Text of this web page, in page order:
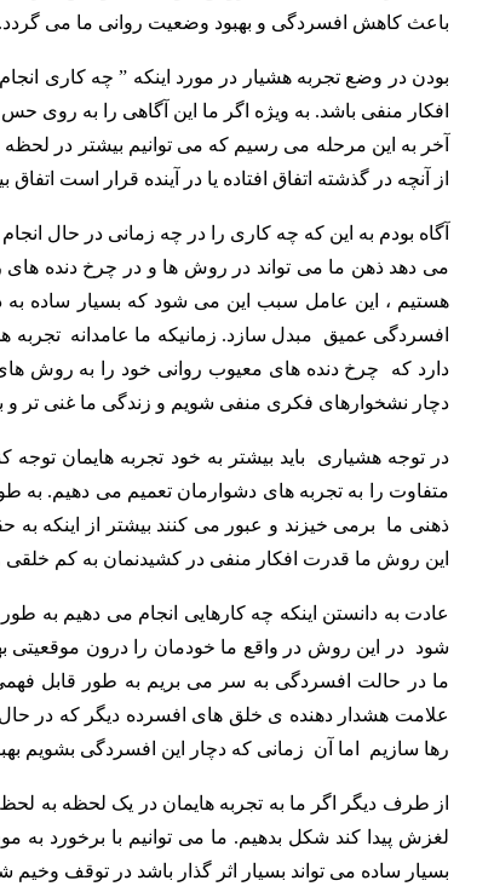
باعث کاهش افسردگی و بهبود وضعیت روانی ما می گردد.
بودن در وضع تجربه هشیار در مورد اینکه ” چه کاری
افکار منفی باشد. به ویژه اگر ما این آگاهی را به روی حس
آخر به این مرحله می رسیم که می توانیم بیشتر در
از آنچه در گذشته اتفاق افتاده یا در آینده قرار است اتفاق
آگاه بودم به این که چه کاری را در چه زمانی در حال
می دهد ذهن ما می تواند در روش ها و در چرخ دنده های
هستیم ، این عامل سبب این می شود که بسیار ساده
افسردگی عمیق مبدل سازد. زمانیکه ما عامدانه تجربه
دارد که چرخ دنده های معیوب روانی خود را به روش
دچار نشخوارهای فکری منفی شویم و زندگی ما غنی تر و
در توجه هشیاری باید بیشتر به خود تجربه هایمان
متفاوت را به تجربه های دشوارمان تعمیم می دهیم. به
ذهنی ما برمی خیزند و عبور می کنند بیشتر از اینکه
این روش ما قدرت افکار منفی در کشیدنمان به کم
عادت به دانستن اینکه چه کارهایی انجام می دهیم به
شود در این روش در واقع ما خودمان را درون موقعیتی
ما در حالت افسردگی به سر می بریم به طور قابل
علامت هشدار دهنده ی خلق های افسرده دیگر که در حال
رها سازیم اما آن زمانی که دچار این افسردگی
از طرف دیگر اگر ما به تجربه هایمان در یک لحظه به
لغزش پیدا کند شکل بدهیم. ما می توانیم با برخورد
بسیار ساده می تواند بسیار اثر گذار باشد در توقف